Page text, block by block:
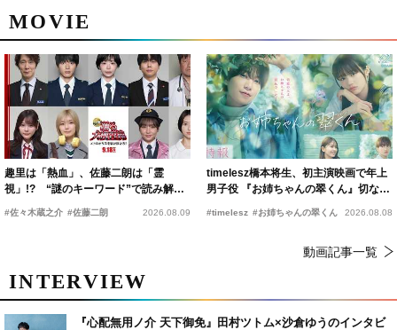
MOVIE
趣里は「熱血」、佐藤二朗は「霊
視」!? “謎のキーワード”で読み解く
#佐々木蔵之介 #佐藤二朗 2026.08.09
timelesz橋本将生、初主演映画で年上
男子役 『お姉ちゃんの翠くん』切ない
#timelesz #お姉ちゃんの翠くん 2026.08.08
動画記事一覧
INTERVIEW
『心配無用ノ介 天下御免』田村ツトム×沙倉ゆうのインタビ